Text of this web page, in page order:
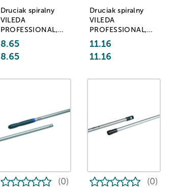
Druciak spiralny
VILEDA
PROFESSIONAL,
Inox, stal
nierdzewna, 40g,
srebrny
8.65
8.65
Druciak spiralny
VILEDA
PROFESSIONAL,
Inox, stal
nierdzewna, 60g,
srebrny
11.16
11.16
(0) (0)